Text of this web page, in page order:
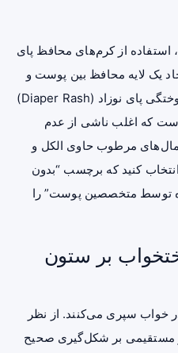
استفاده از کرم‌های محافظ پای
یک لایه محافظ بین پوست و
محتویات پوشک ضروری است. سوختگی پای نوزاد (Diaper Rash)
که اغلب ناشی از عدم
مرطوب حاوی الکل و
کنید که برچسب “بدون
توسط متخصصین پوست” را
بر ستون
خواب سپری می‌کنند. از نظر
مستقیمی بر شکل‌گیری صحیح